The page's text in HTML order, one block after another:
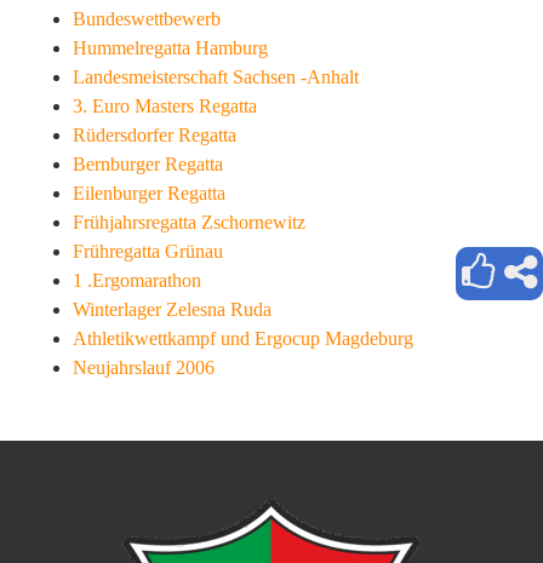
Bundeswettbewerb
Hummelregatta Hamburg
Landesmeisterschaft Sachsen -Anhalt
3. Euro Masters Regatta
Rüdersdorfer Regatta
Bernburger Regatta
Eilenburger Regatta
Frühjahrsregatta Zschornewitz
Frühregatta Grünau
1 .Ergomarathon
Winterlager Zelesna Ruda
Athletikwettkampf und Ergocup Magdeburg
Neujahrslauf 2006